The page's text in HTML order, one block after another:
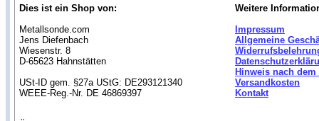
Dies ist ein Shop von:
Metallsonde.com
Jens Diefenbach
Wiesenstr. 8
D-65623 Hahnstätten
USt-ID gem. §27a UStG: DE293121340
WEEE-Reg.-Nr. DE 46869397
Weitere
Impressum
Allgemeine
Hinweis nach
Versandkosten
Kontakt